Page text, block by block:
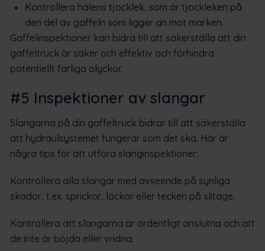
Kontrollera hälens tjocklek, som är tjockleken på
den del av gaffeln som ligger an mot marken.
Gaffelinspektioner kan bidra till att säkerställa att din
gaffeltruck är säker och effektiv och förhindra
potentiellt farliga olyckor.
#5 Inspektioner av slangar
Slangarna på din gaffeltruck bidrar till att säkerställa
att hydraulsystemet fungerar som det ska. Här är
några tips för att utföra slanginspektioner:
Kontrollera alla slangar med avseende på synliga
skador, t.ex. sprickor, läckor eller tecken på slitage.
Kontrollera att slangarna är ordentligt anslutna och att
de inte är böjda eller vridna.